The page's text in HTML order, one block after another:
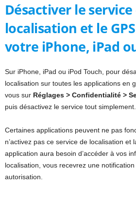
Désactiver le service
localisation et le
votre iPhone, iPad
Sur iPhone, iPad ou iPod Touch, pour
localisation sur toutes les applications en
vous sur Réglages > Confidentialité >
puis désactivez le service tout simplement.
Certaines applications peuvent ne pas
n’activez pas ce service de localisation et
application aura besoin d’accéder à vos
localisation, vous recevrez une
autorisation.